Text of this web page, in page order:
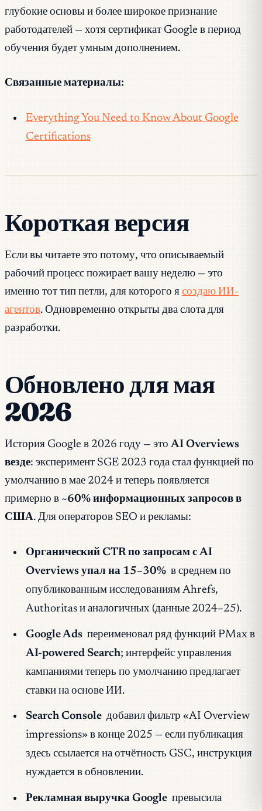
глубокие основы и более широкое признание
работодателей — хотя сертификат Google в период
обучения будет умным дополнением.
Связанные материалы:
Everything You Need to Know About Google
Certifications
Короткая версия
Если вы читаете это потому, что описываемый
рабочий процесс пожирает вашу неделю — это
именно тот тип петли, для которого я создаю ИИ-
агентов. Одновременно открыты два слота для
разработки.
Обновлено для мая
2026
История Google в 2026 году — это AI Overviews
везде: эксперимент SGE 2023 года стал функцией по
умолчанию в мае 2024 и теперь появляется
примерно в ~60% информационных запросов в
США. Для операторов SEO и рекламы:
Органический CTR по запросам с AI
Overviews упал на 15–30% в среднем по
опубликованным исследованиям Ahrefs,
Authoritas и аналогичных (данные 2024–25).
Google Ads переименовал ряд функций PMax в
AI-powered Search; интерфейс управления
кампаниями теперь по умолчанию предлагает
ставки на основе ИИ.
Search Console добавил фильтр «AI Overview
impressions» в конце 2025 — если публикация
здесь ссылается на отчётность GSC, инструкция
нуждается в обновлении.
Рекламная выручка Google превысила